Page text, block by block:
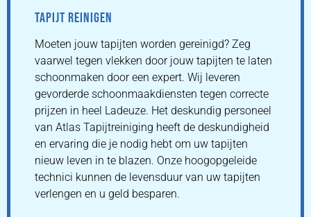
TAPIJT REINIGEN
Moeten jouw tapijten worden gereinigd? Zeg
vaarwel tegen vlekken door jouw tapijten te laten
schoonmaken door een expert. Wij leveren
gevorderde schoonmaakdiensten tegen correcte
prijzen in heel Ladeuze. Het deskundig personeel
van Atlas Tapijtreiniging heeft de deskundigheid
en ervaring die je nodig hebt om uw tapijten
nieuw leven in te blazen. Onze hoogopgeleide
technici kunnen de levensduur van uw tapijten
verlengen en u geld besparen.